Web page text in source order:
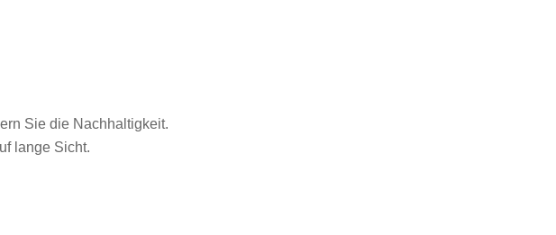
Sie die Nachhaltigkeit.
lange Sicht.